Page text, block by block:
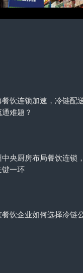
餐饮连锁加速，冷链配
难题？
中央厨房布局餐饮连锁
键一环
餐饮企业如何选择冷链